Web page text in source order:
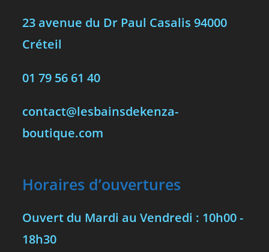
23 avenue du Dr Paul Casalis 94000
Créteil
01 79 56 61 40
contact@lesbainsdekenza-
boutique.com
Horaires d’ouvertures
Ouvert du Mardi au Vendredi : 10h00 -
18h30